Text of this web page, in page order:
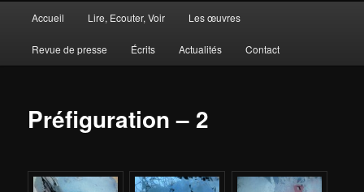
principal
Aller
au
principal
Aller
au
secondaire
Accueil Lire, Ecouter, Voir Les œuvres
Revue de presse Écrits Actualités Contact
Préfiguration – 2